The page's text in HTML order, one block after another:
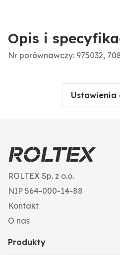
Opis i
Nr porównawczy: 975032,
Ustawienia
ROLTEX Sp. z o.o.
NIP 564-000-14-88
Kontakt
O nas
Produkty